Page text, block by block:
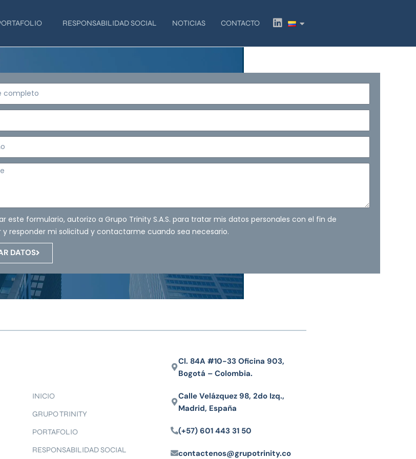
RESPONSABILIDAD SOCIAL NOTICIAS CONTACTO
L
i
k
este formulario, autorizo a Grupo Trinity S.A.S. para tratar mis datos personales con el fin de
y responder mi solicitud y contactarme cuando sea necesario.
DATOS
INICIO
GRUPO TRINITY
PORTAFOLIO
RESPONSABILIDAD SOCIAL
Cl. 84A #10-33 Oficina 903,
Bogotá – Colombia.
Calle Velázquez 98, 2do Izq.,
Madrid, España
(+57) 601 443 31 50
contactenos@grupotrinity.co